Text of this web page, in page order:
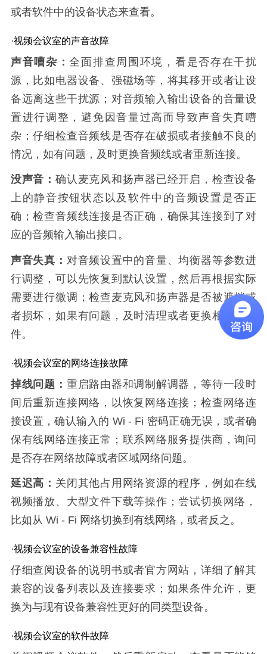
或者软件中的设备状态来查看。
·视频会议室的声音故障
声音嘈杂：全面排查周围环境，看是否存在干扰
源，比如电器设备、强磁场等，将其移开或者让设
备远离这些干扰源；对音频输入输出设备的音量设
置进行调整，避免因音量过高而导致声音失真嘈
杂；仔细检查音频线是否存在破损或者接触不良的
情况，如有问题，及时更换音频线或者重新连接。
没声音： 确认麦克风和扬声器已经开启，检查设备
上的静音按钮状态以及软件中的音频设置是否正
确；检查音频线连接是否正确，确保其连接到了对
应的音频输入输出接口。
声音失真： 对音频设置中的音量、均衡器等参数进
行调整，可以先恢复到默认设置，然后再根据实际
需要进行微调；检查麦克风和扬声器是否被遮挡或
者损坏，如果有问题，及时清理或者更换相应的部
件。
·视频会议室的网络连接故障
掉线问题： 重启路由器和调制解调器，等待一段时
间后重新连接网络，以恢复网络连接；检查网络连
接设置，确认输入的 Wi - Fi 密码正确无误，或者确
保有线网络连接正常；联系网络服务提供商，询问
是否存在网络故障或者区域网络问题。
延迟高： 关闭其他占用网络资源的程序，例如在线
视频播放、大型文件下载等操作；尝试切换网络，
比如从 Wi - Fi 网络切换到有线网络，或者反之。
·视频会议室的设备兼容性故障
仔细查阅设备的说明书或者官方网站，详细了解其
兼容的设备列表以及连接要求；如果条件允许，更
换为与现有设备兼容性更好的同类型设备。
·视频会议室的软件故障